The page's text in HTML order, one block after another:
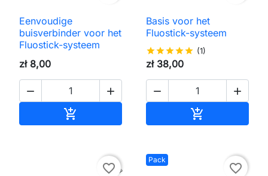
Eenvoudige
buisverbinder voor het
Fluostick-systeem
zł 8,00
 
 Toevoegen aan winkelwagen
Basis voor het
Fluostick-systeem
starstarstarstarstar (1)
zł 38,00
 

favorite_border
Pack
favorite_border